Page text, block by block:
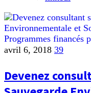
avril 6, 2018 39
Devenez